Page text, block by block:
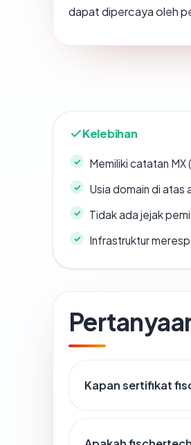
dapat dipercaya oleh
Kelebihan
Memiliki catatan MX
Usia domain di atas
Tidak ada jejak
Infrastruktur
Kapan sertifikat